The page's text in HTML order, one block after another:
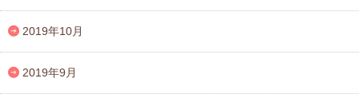
2019年10月
2019年9月